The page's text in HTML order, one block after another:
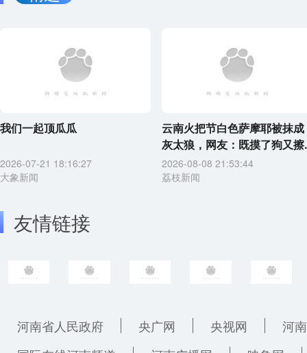
我们一起顶瓜瓜
2026-07-21 18:16:27
大象新闻
云南火把节白色萨摩耶被抹成
灰太狼，网友：既摸了狗又擦
2026-08-08 21:53:44
荔枝新闻
友情链接
河南省人民政府 央广网 央视网
河